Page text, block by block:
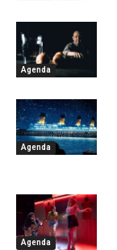
Agenda
Agenda
Agenda